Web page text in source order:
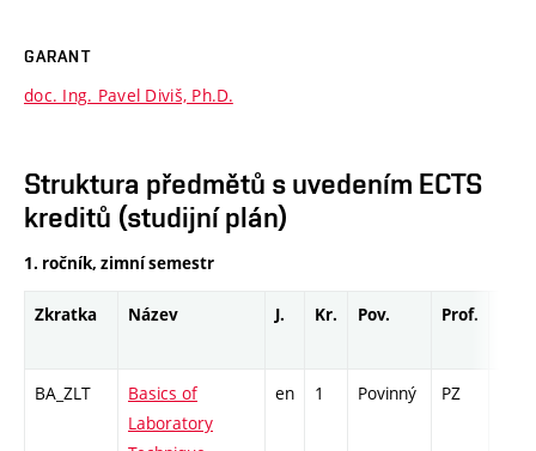
GARANT
doc. Ing. Pavel Diviš, Ph.D.
Struktura předmětů s uvedením ECTS
kreditů (studijní plán)
1. ročník, zimní semestr
Zkratka Název J. Kr. Pov. Prof.
BA_ZLT
Basics of
Laboratory
en 1 Povinný PZ